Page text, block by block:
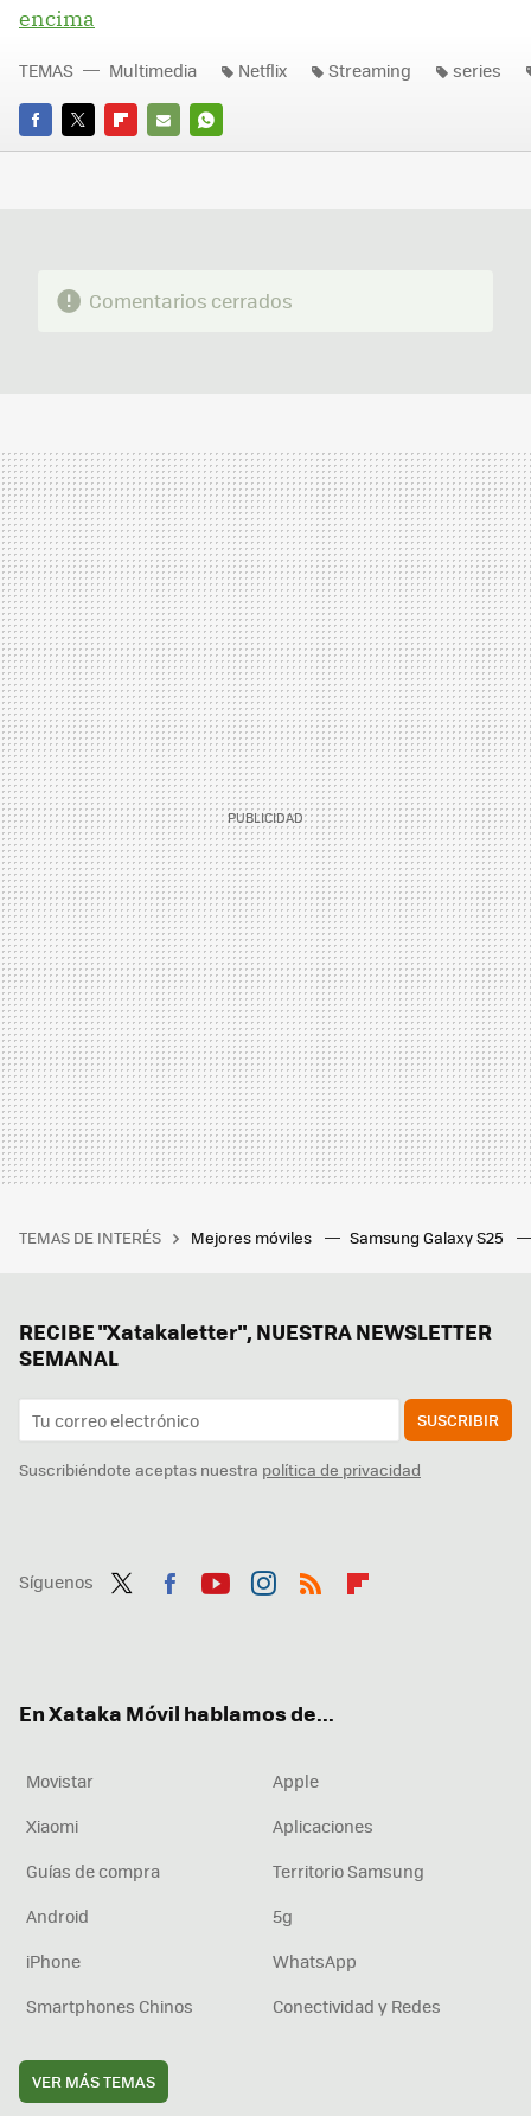
encima
FACEBOOK
TWITTERFLIPBOARD
E-
WHATSAPP
TEMAS Multimedia Netflix Streaming series
Comentarios cerrados
TEMAS DE INTERÉS Mejores móviles Samsung Galaxy S25
RECIBE "Xatakaletter", NUESTRA NEWSLETTER
SEMANAL
SUSCRIBIR
Suscribiéndote aceptas nuestra política de privacidad
Síguenos
En Xataka Móvil hablamos de...
Movistar
Apple
Xiaomi
Aplicaciones
Guías de compra
Territorio Samsung
Android
5g
iPhone
WhatsApp
Smartphones Chinos
Conectividad y Redes
VER MÁS TEMAS